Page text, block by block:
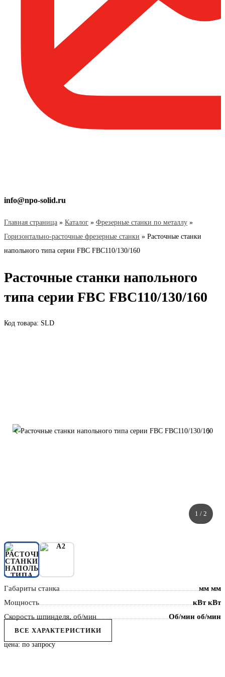
info@npo-solid.ru
Главная страница » Каталог » Фрезерные станки по металлу »
Горизонтально-расточные фрезерные станки » Расточные станки
напольного типа серии FВС FВС110/130/160
Расточные станки напольного
типа серии FВС FВС110/130/160
Код товара: SLD
1 / 2
Габариты станка
мм мм
Мощность
кВт кВт
Скорость шпинделя, об/мин
Об/мин об/мин
ВСЕ ХАРАКТЕРИСТИКИ
цена: по запросу